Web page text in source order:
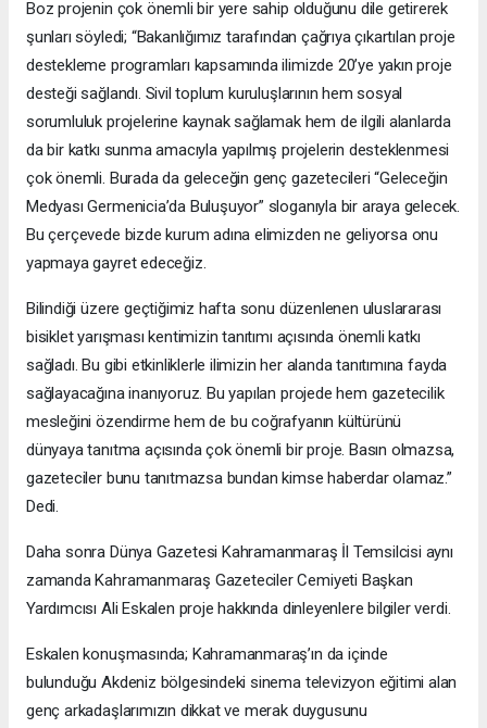
Boz projenin çok önemli bir yere sahip olduğunu dile getirerek
şunları söyledi; “Bakanlığımız tarafından çağrıya çıkartılan proje
destekleme programları kapsamında ilimizde 20’ye yakın proje
desteği sağlandı. Sivil toplum kuruluşlarının hem sosyal
sorumluluk projelerine kaynak sağlamak hem de ilgili alanlarda
da bir katkı sunma amacıyla yapılmış projelerin desteklenmesi
çok önemli. Burada da geleceğin genç gazetecileri “Geleceğin
Medyası Germenicia’da Buluşuyor” sloganıyla bir araya gelecek.
Bu çerçevede bizde kurum adına elimizden ne geliyorsa onu
yapmaya gayret edeceğiz.
Bilindiği üzere geçtiğimiz hafta sonu düzenlenen uluslararası
bisiklet yarışması kentimizin tanıtımı açısında önemli katkı
sağladı. Bu gibi etkinliklerle ilimizin her alanda tanıtımına fayda
sağlayacağına inanıyoruz. Bu yapılan projede hem gazetecilik
mesleğini özendirme hem de bu coğrafyanın kültürünü
dünyaya tanıtma açısında çok önemli bir proje. Basın olmazsa,
gazeteciler bunu tanıtmazsa bundan kimse haberdar olamaz.”
Dedi.
Daha sonra Dünya Gazetesi Kahramanmaraş İl Temsilcisi aynı
zamanda Kahramanmaraş Gazeteciler Cemiyeti Başkan
Yardımcısı Ali Eskalen proje hakkında dinleyenlere bilgiler verdi.
Eskalen konuşmasında; Kahramanmaraş’ın da içinde
bulunduğu Akdeniz bölgesindeki sinema televizyon eğitimi alan
genç arkadaşlarımızın dikkat ve merak duygusunu